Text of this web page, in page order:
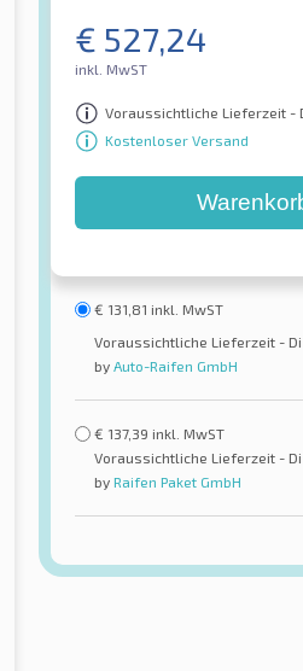
€ 527,24
inkl. MwST
Voraussichtliche Lieferzeit -
Kostenloser Versand
€ 131,81 inkl. MwST
Voraussichtliche Lieferzeit - Di
by Auto-Raifen GmbH
€ 137,39 inkl. MwST
Voraussichtliche Lieferzeit - Di
by Raifen Paket GmbH